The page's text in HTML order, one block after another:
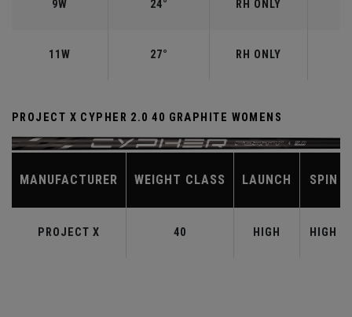
9W 24° RH ONLY
11W 27° RH ONLY
PROJECT X CYPHER 2.0 40 GRAPHITE WOMENS
MANUFACTURER WEIGHT CLASS LAUNCH SPIN
PROJECT X 40 HIGH HIGH